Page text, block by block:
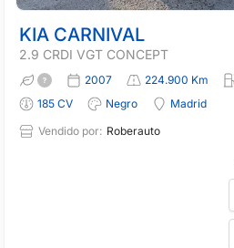
KIA CARNIVAL
2.9 CRDI VGT CONCEPT
2007 224.900 Km
185 CV
Negro
Madrid
Vendido por: Roberauto